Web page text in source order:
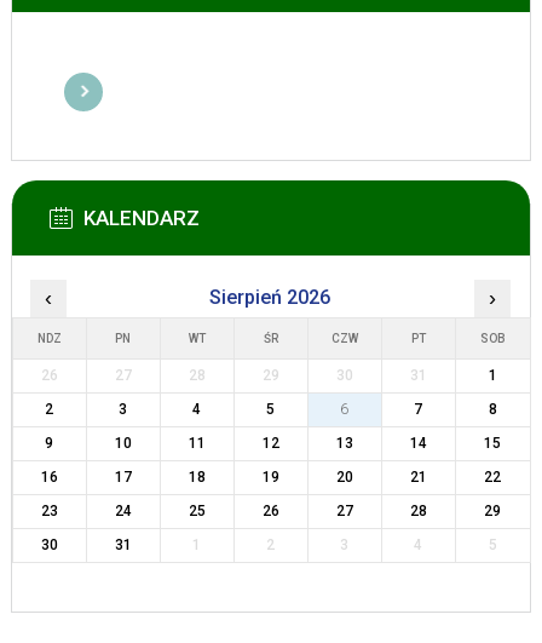
KALENDARZ
‹ Sierpień 2026 ›
NDZ PN WT ŚR CZW PT SOB
26 27 28 29 30 31
1
2
3 4 5 6 7
8
9
10 11 12 13 14
15
16
17 18 19 20 21
22
23
24 25 26 27 28
29
30
31 1 2 3 4 5